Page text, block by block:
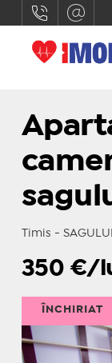
Timis - SAGULUI
350 €/
ÎNCHIRIAT